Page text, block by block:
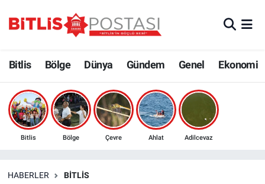
Bitlis Bölge Dünya Gündem Genel Ekonomi
Bitlis Bölge Çevre Ahlat Adilcevaz
HABERLER BITLIS
Bölge
Çevre
Bitlis Trafik Yoğunluk Haritası
Süper Lig Puan Durumu ve Fikstür